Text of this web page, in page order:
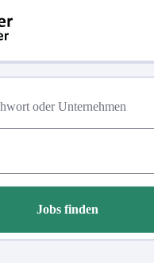
Jobs finden